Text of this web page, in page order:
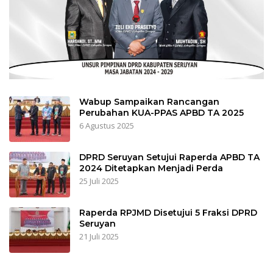
Wabup Sampaikan Rancangan
Perubahan KUA-PPAS APBD TA 2025
6 Agustus 2025
DPRD Seruyan Setujui Raperda APBD TA
2024 Ditetapkan Menjadi Perda
25 Juli 2025
Raperda RPJMD Disetujui 5 Fraksi DPRD
Seruyan
21 Juli 2025